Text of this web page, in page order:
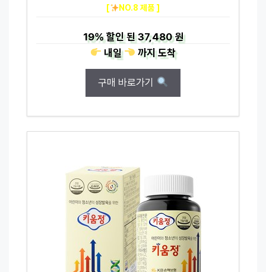
[ NO.8 제품 ]
19%할인 된37,480 원
내일
까지도착
구매 바로가기